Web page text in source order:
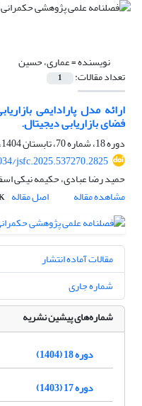
نویسنده =عماری، حسین
تعداد مقالات: 1
ارائه مدل پارادایمی
فضای بازاریابی دیجیتال.
دوره 18، شماره 70، تابستان 1404، صفحه
jsfc.2025.537270.2825
حمید رضا عبادی، حکیمه نیکی
مشاهده مقاله
اصل مقاله
مقالات آماده انتشار
شماره جاری
شماره‌های پیشین نشریه
دوره 18 (1404)
دوره 17 (1403)